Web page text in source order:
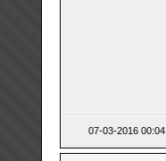
07-03-2016 00:04